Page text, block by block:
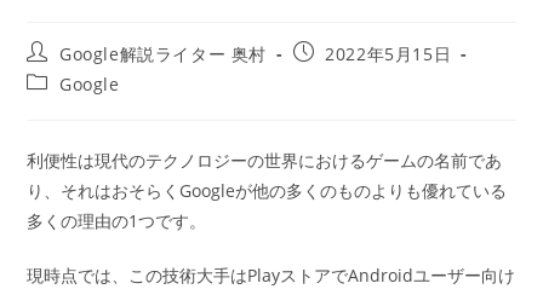
投
稿
者:
Google解説ライター 奥村
投
2022年5月15日
投
テ
ゴ
リ
ー:
Google
利便性は現代のテクノロジーの世界におけるゲームの名前であ
り、それはおそらくGoogleが他の多くのものよりも優れている
多くの理由の1つです。
現時点では、この技術大手はPlayストアでAndroidユーザー向け